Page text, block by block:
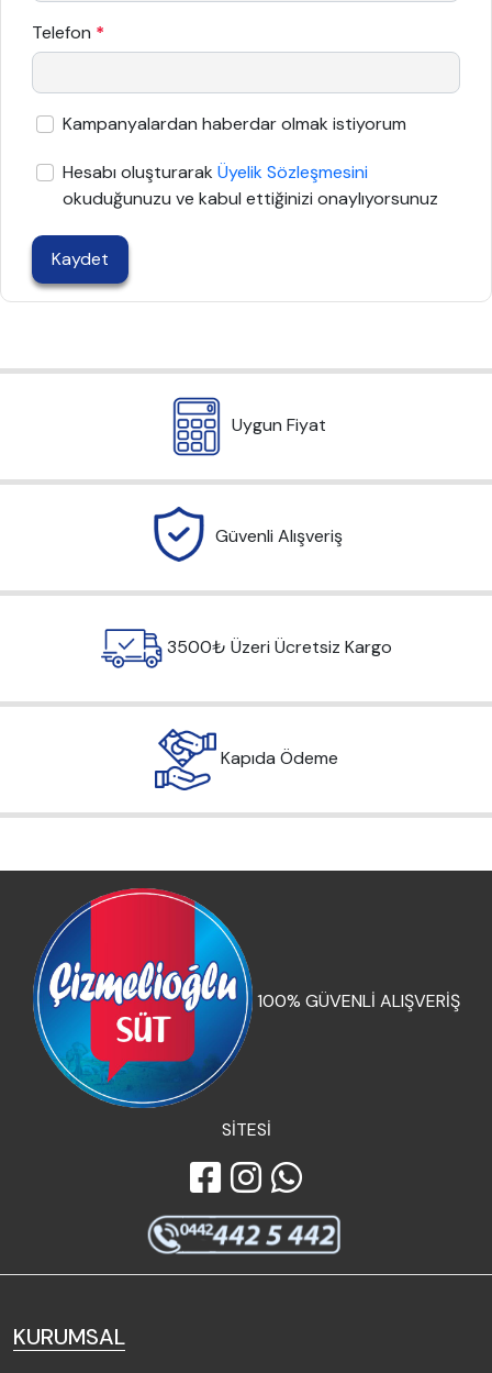
Telefon *
Kampanyalardan haberdar olmak istiyorum
Hesabı oluşturarak Üyelik Sözleşmesini
okuduğunuzu ve kabul ettiğinizi onaylıyorsunuz
Kaydet
Uygun Fiyat
Güvenli Alışveriş
3500₺ Üzeri Ücretsiz Kargo
Kapıda Ödeme
100% GÜVENLİ ALIŞVERİŞ
SİTESİ
KURUMSAL